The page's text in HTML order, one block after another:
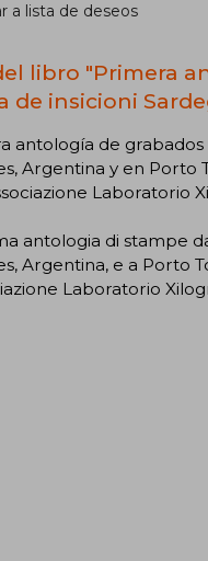
a lista de deseos
libro "Primera
de insicioni
antología de
Argentina y en Porto
Laboratorio
antologia di stampe
Argentina, e a Porto
Laboratorio